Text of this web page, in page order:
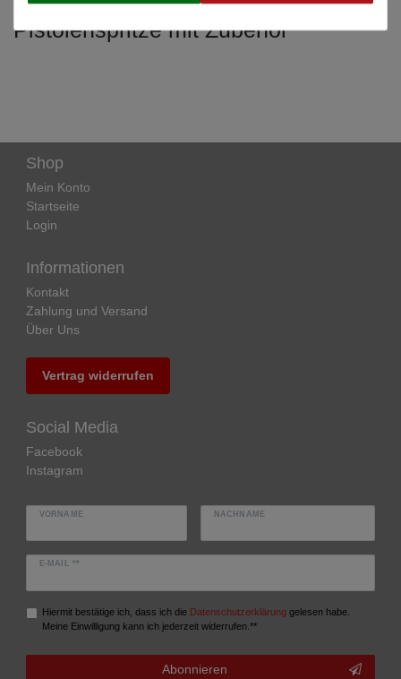
Pistolenspritze mit Zubehör
Shop
Mein Konto
Startseite
Login
Informationen
Kontakt
Zahlung und Versand
Über Uns
Vertrag widerrufen
Social Media
Facebook
Instagram
VORNAME NACHNAME
E-MAIL **
Hiermit bestätige ich, dass ich die Daten­schutz­erklärung gelesen habe.
Meine Einwilligung kann ich jederzeit widerrufen.**
Abonnieren